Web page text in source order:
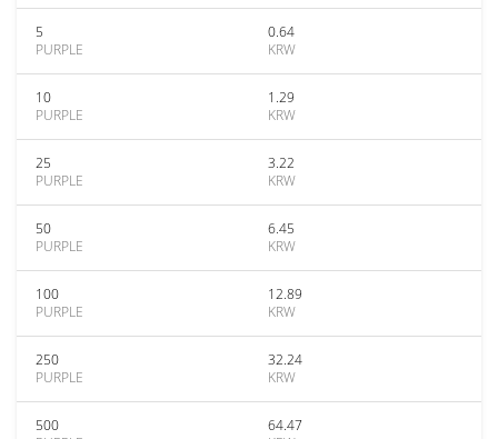
5
PURPLE
0.64
KRW
10
PURPLE
1.29
KRW
25
PURPLE
3.22
KRW
50
PURPLE
6.45
KRW
100
PURPLE
12.89
KRW
250
PURPLE
32.24
KRW
500
64.47